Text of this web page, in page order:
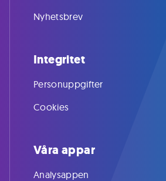
Nyhetsbrev
Integritet
Personuppgifter
Cookies
Våra appar
Analysappen